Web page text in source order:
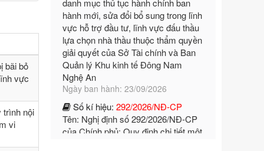
bãi bỏ
vực
trình nội
vi
lựa chọn nhà thầu thuộc thẩm quyền
giải quyết của Sở Tài chính và Ban
Quản lý Khu kinh tế Đông Nam
Nghệ An
Ngày ban hành: 23/09/2026
Số kí hiệu:
292/2026/NĐ-CP
Tên: Nghị định số 292/2026/NĐ-CP
số điều và biện pháp để tổ chức,
hướng dẫn thi hành Luật Quản lý
ngoại thương